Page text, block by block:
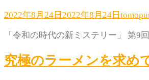
2022年8月24日 2022年8月24日
「令和の時代の新ミステリー」 第
究極のラーメンを求め